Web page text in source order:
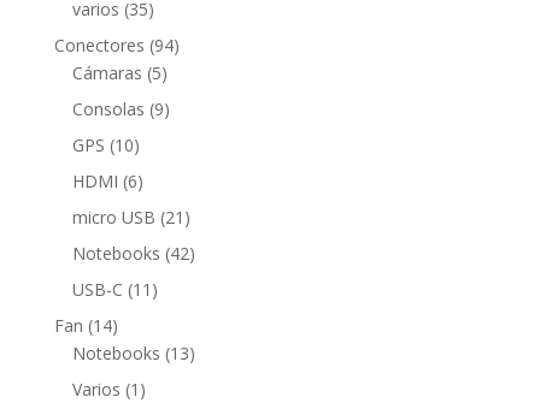
varios 3535
productos
Conectores 9494
Cámaras 55
productos
Consolas 99
GPS 1010
productos
HDMI 66
productos
micro USB 21 21
productos
Notebooks 4242
USB-C 11 11
Fan 1414
productos
Notebooks 1313
Varios 1 1